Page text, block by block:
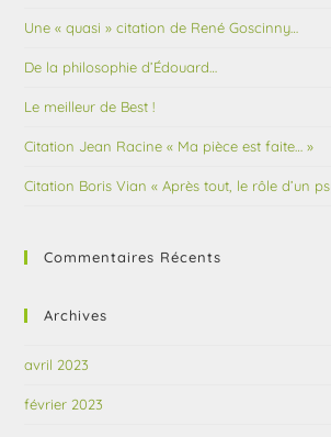
Une « quasi » citation de René Goscinny…
De la philosophie d’Édouard…
Le meilleur de Best !
Citation Jean Racine « Ma pièce est faite… »
Citation Boris Vian « Après tout, le rôle d’un
Commentaires Récents
Archives
avril 2023
février 2023